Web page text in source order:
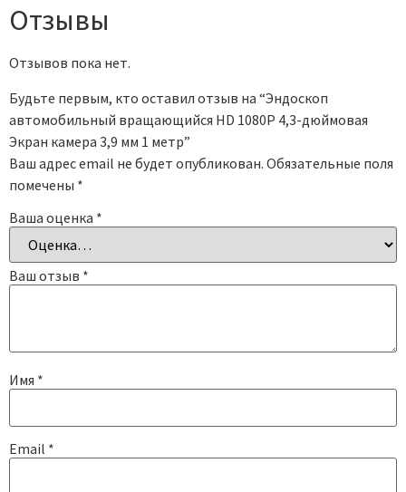
Отзывы
Отзывов пока нет.
Будьте первым, кто оставил отзыв на “Эндоскоп
автомобильный вращающийся HD 1080P 4,3-дюймовая
Экран камера 3,9 мм 1 метр”
Ваш адрес email не будет опубликован. Обязательные поля
помечены *
Ваша оценка *
Ваш отзыв *
Имя *
Email *